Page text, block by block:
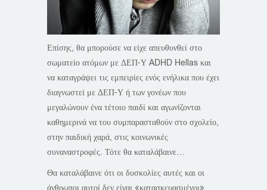
Επίσης, θα μπορούσε να είχε απευθυνθεί στο
σωματείο ατόμων με ΔΕΠ-Υ ADHD Hellas και
να καταγράψει τις εμπειρίες ενός ενήλικα που έχει
διαγνωστεί με ΔΕΠ-Υ ή των γονέων που
μεγαλώνουν ένα τέτοιο παιδί και αγωνίζονται
καθημερινά να του συμπαρασταθούν στο σχολείο,
στην παιδική χαρά, στις κοινωνικές
συναναστροφές. Τότε θα καταλάβαινε…
Θα καταλάβαινε ότι οι δυσκολίες αυτές και οι